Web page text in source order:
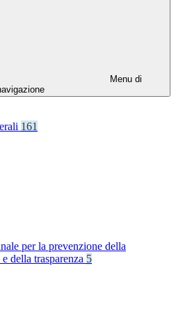
Menu di
161
per la prevenzione della
della trasparenza 5